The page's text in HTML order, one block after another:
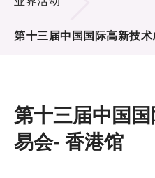
新闻中心
业界活动
第十三届中国国际高新技
第十三届中国
易会- 香港馆